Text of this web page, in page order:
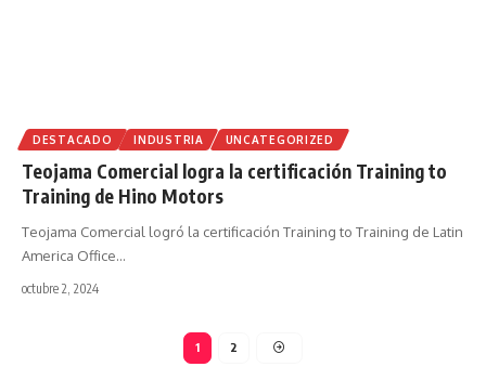
DESTACADO INDUSTRIA UNCATEGORIZED
Teojama Comercial logra la certificación Training to
Training de Hino Motors
Teojama Comercial logró la certificación Training to Training de Latin
America Office…
octubre 2, 2024
1 2